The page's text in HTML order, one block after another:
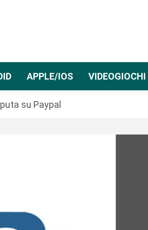
APPLE/IOS VIDEOGIOCHI
su Paypal